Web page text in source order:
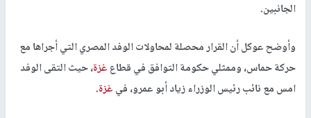
الجانبين.
وأوضح عوكل أن القرار محصلة لمحاولات الوفد المصري التي أجراها مع
حركة حماس، وممثلي حكومة التوافق في قطاعغزة، حيث التقى الوفد
امس مع نائب رئيس الوزراء زياد أبو عمرو، فيغزة.